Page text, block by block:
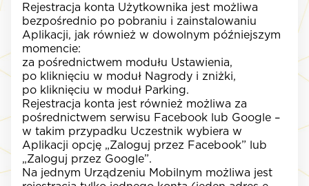
Rejestracja konta Użytkownika jest możliwa
bezpośrednio po pobraniu i zainstalowaniu
Aplikacji, jak również w dowolnym późniejszym
momencie:
za pośrednictwem modułu Ustawienia,
po kliknięciu w moduł Nagrody i zniżki,
po kliknięciu w moduł Parking.
Rejestracja konta jest również możliwa za
pośrednictwem serwisu Facebook lub Google –
w takim przypadku Uczestnik wybiera w
Aplikacji opcję „Zaloguj przez Facebook” lub
„Zaloguj przez Google”.
Na jednym Urządzeniu Mobilnym możliwa jest